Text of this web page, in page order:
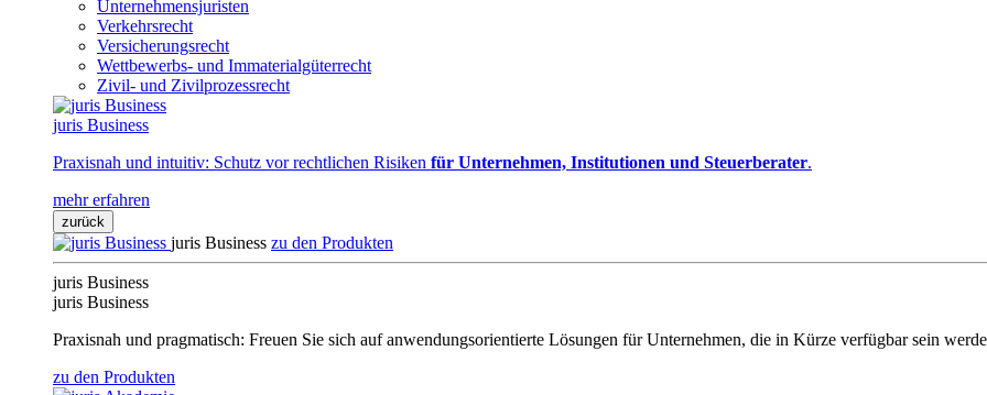
Unternehmensjuristen
Verkehrsrecht
Versicherungsrecht
Wettbewerbs- und Immaterialgüterrecht
Zivil- und Zivilprozessrecht
juris Business
Praxisnah und intuitiv: Schutz vor rechtlichen Risiken für Unternehmen, Institutionen und Steuerberater.
mehr erfahren
zurück
juris Business zu den Produkten
juris Business
juris Business
Praxisnah und pragmatisch: Freuen Sie sich auf anwendungsorientierte Lösungen für Unternehmen, die in Kürze verfügbar sein
zu den Produkten